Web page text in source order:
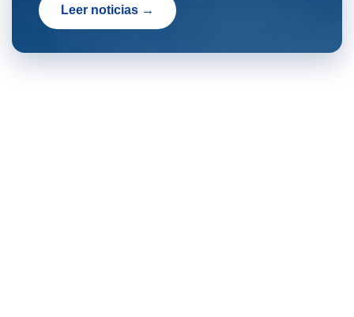
Leer noticias →